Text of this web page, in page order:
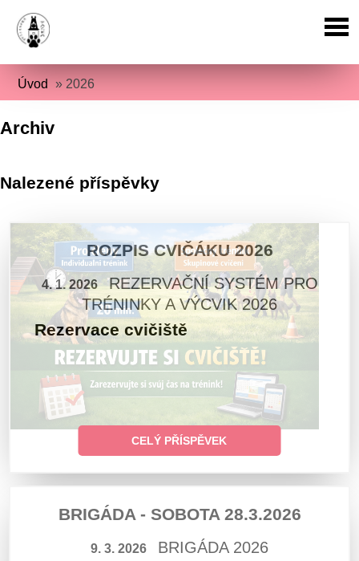
Úvod » 2026
Archiv
Nalezené příspěvky
ROZPIS CVIČÁKU 2026
4. 1. 2026
REZERVAČNÍ SYSTÉM PRO
TRÉNINKY A VÝCVIK 2026
Rezervace cvičiště
CELÝ PŘÍSPĚVEK
BRIGÁDA - SOBOTA 28.3.2026
9. 3. 2026 BRIGÁDA 2026